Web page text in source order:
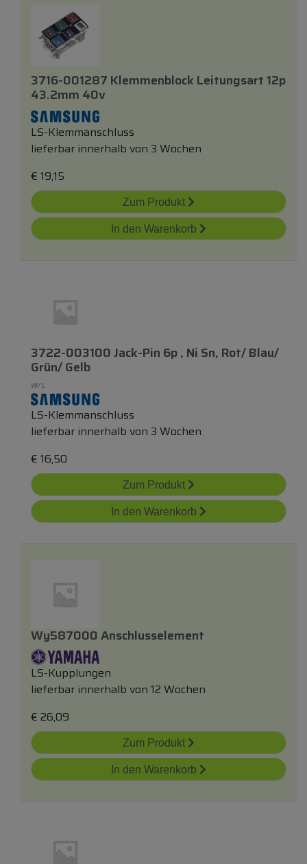
3716-001287 Klemmenblock Leitungsart 12p
43.2mm 40v
LS-Klemmanschluss
lieferbar innerhalb von 3 Wochen
€ 19,15
Zum Produkt
In den Warenkorb
3722-003100 Jack-Pin 6p , Ni Sn, Rot/ Blau/
Grün/ Gelb
W/ L
LS-Klemmanschluss
lieferbar innerhalb von 3 Wochen
€ 16,50
Zum Produkt
In den Warenkorb
Wy587000 Anschlusselement
LS-Kupplungen
lieferbar innerhalb von 12 Wochen
€ 26,09
Zum Produkt
In den Warenkorb